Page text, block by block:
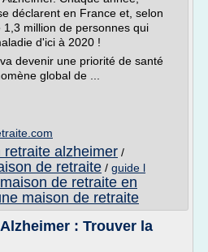
déclarent en France et, selon
1,3 million de personnes qui
d'ici à 2020 !
devenir une priorité de santé
global de ...
retraite alzheimer /
de retraite / guide l
maison de retraite en
maison de retraite
: Trouver la